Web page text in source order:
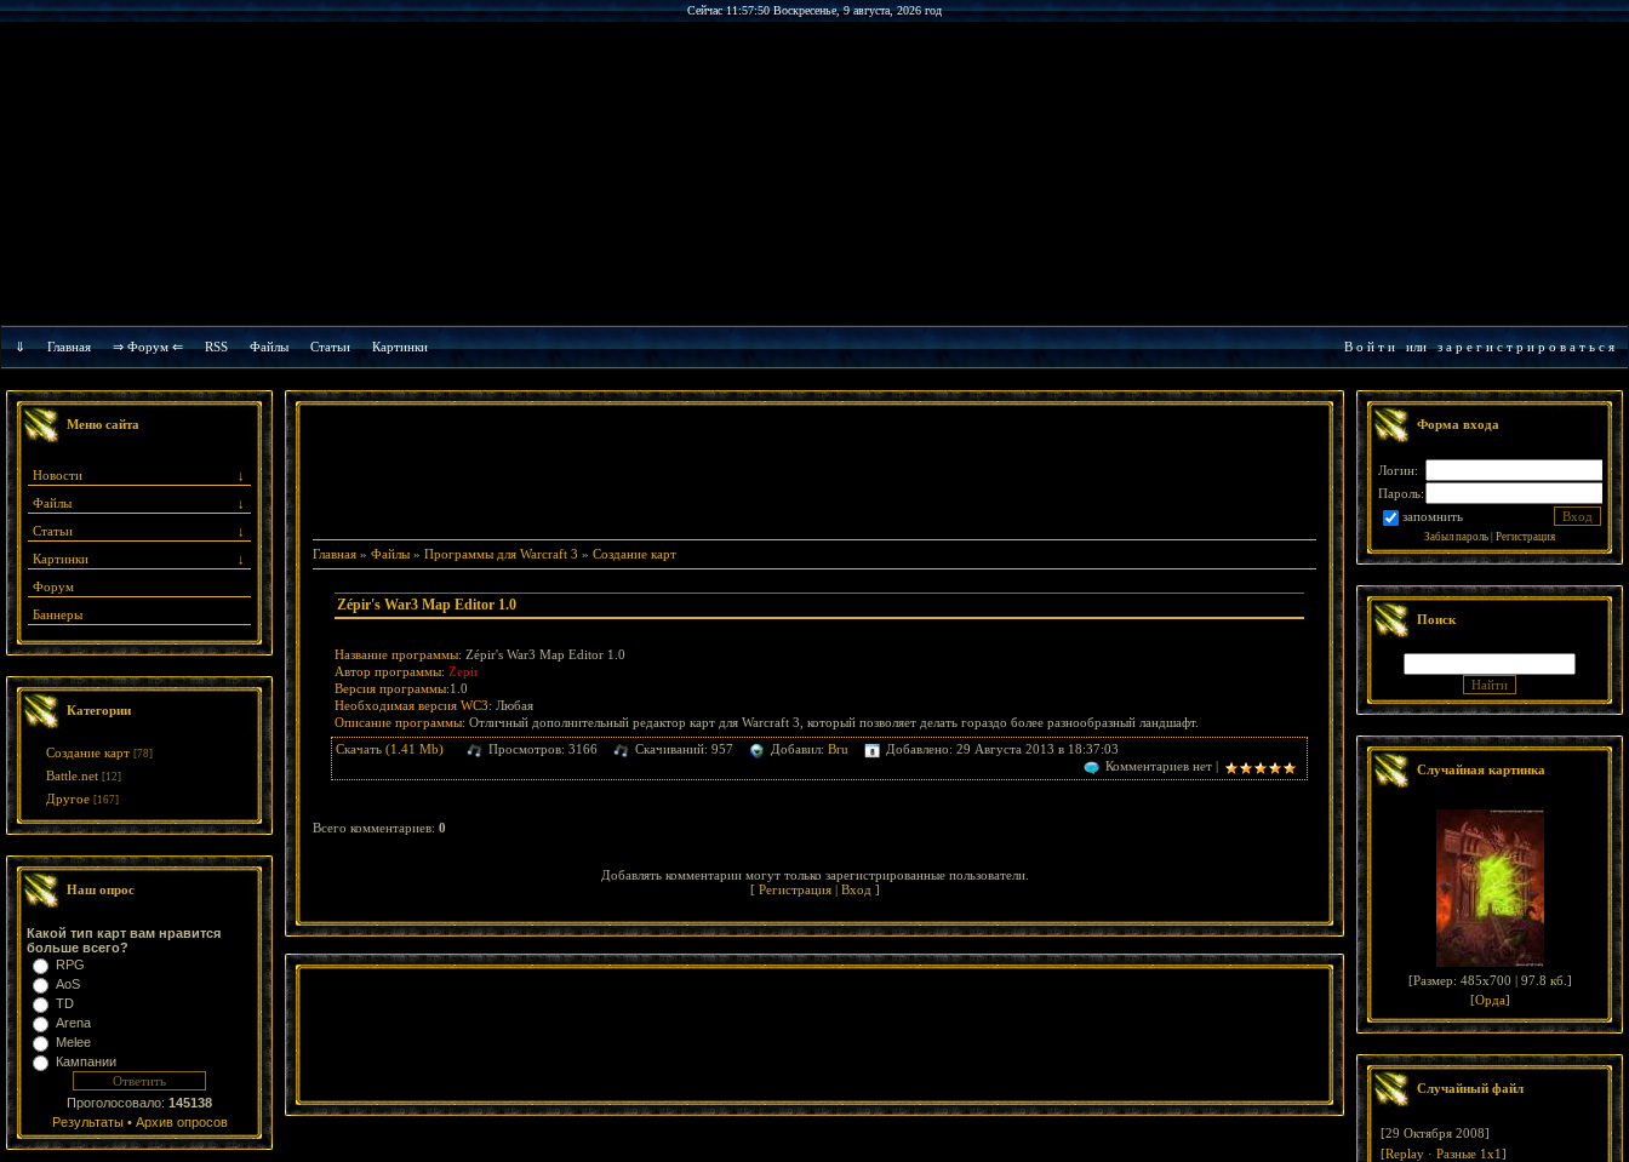
Сейчас 11:57:50 Воскресенье, 9 августа, 2026 год
⇓ Главная ⇒ Форум ⇐ RSS Файлы Cтатьи Картинки В о й т иилиз а р е г и с т р и р о в а т ь с я
Меню сайта
↓
Новости
↓
Файлы
↓
Статьи
↓
Картинки
Форум
Баннеры
Категории
Создание карт [78]
Battle.net [12]
Другое [167]
Наш опрос
Какой тип карт вам нравится
больше всего?
RPG
AoS
TD
Arena
Melee
Кампании
Проголосовало: 145138
Результаты• Архив опросов
Главная » Файлы » Программы для Warcraft 3 » Создание карт
Zépir's War3 Map Editor 1.0
Название программы: Zépir's War3 Map Editor 1.0
Автор программы: Zepir
Версия программы:1.0
Необходимая версия WC3: Любая
Описание программы: Отличный дополнительный редактор карт для Warcraft 3, который позволяет делать гораздо более разнообразный ландшафт.
Скачать (1.41 Mb)
Просмотров: 3166 Скачиваний: 957 Добавил: Bru
Добавлено: 29 Августа 2013 в 18:37:03
Комментариев нет |
Всего комментариев: 0
Добавлять комментарии могут только зарегистрированные пользователи.
[ Регистрация| Вход ]
Форма входа
Логин:
Пароль:
запомнить
Забыл пароль Регистрация
Поиск
Случайная картинка
[Размер: 485x700 | 97.8 кб. ]
[Орда]
Случайный файл
[29 Октября 2008]
[Replay · Разные 1х1]